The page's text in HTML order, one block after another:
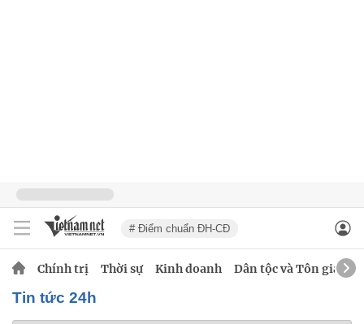
# Điểm chuẩn ĐH-CĐ
Chính trị Thời sự Kinh doanh Dân tộc và Tôn giáo
Tin tức 24h